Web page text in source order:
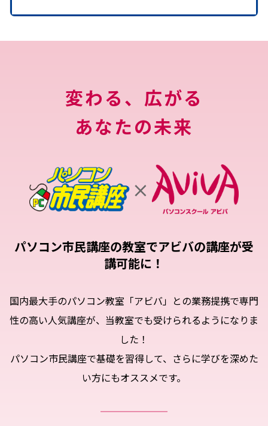
変わる、広がる
あなたの未来
パソコン市民講座の教室でアビバの講座が受
講可能に！
国内最大手のパソコン教室「アビバ」との業務提携で専門
性の高い人気講座が、当教室でも受けられるようになりま
した！
パソコン市民講座で基礎を習得して、 さらに学びを深めた
い方にもオススメです。